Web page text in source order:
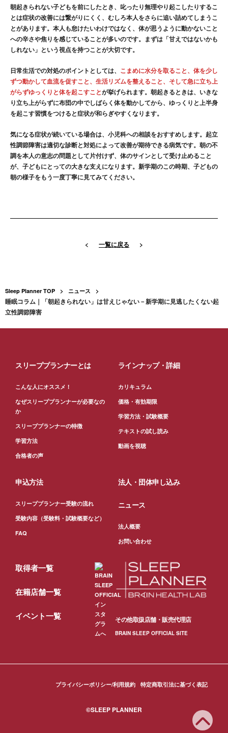
朝起きられない子どもを前にしたとき、叱ったり無理やり起こしたりするこ
とは症状の改善には繋がりにくく、むしろ本人をさらに追い詰めてしまうこ
とがあります。本人も怠けたいわけではなく、体が思うように動かないこと
への辛さや焦りを感じていることが多いのです。まずは「甘えではないかも
しれない」という視点を持つことが大切です。
日常生活での対処のポイントとしては、 こまめに水分を取ること、体を少し
ずつ動かして血流を促すこと、生活リズムを整えること、そして急に立ち上
がらずゆっくりと体を起こすことが挙げられます。朝起きるときは、いきな
り立ち上がらずに布団の中でしばらく体を動かしてから、ゆっくりと上半身
を起こす習慣をつけると症状が和らぎやすくなります。
気になる症状が続いている場合は、小児科への相談をおすすめします。起立
性調節障害は適切な診断と対処によって改善が期待できる病気です。朝の不
調を本人の意志の問題として片付けず、体のサインとして受け止めること
が、子どもにとっての大きな支えになります。新学期のこの時期、子どもの
朝の様子をもう一度丁寧に見てみてください。
< 一覧に戻る >
Sleep Planner TOP ニュース
睡眠コラム｜「朝起きられない」は甘えじゃない－新学期に見逃したくない起
立性調節障害
スリーププランナーとは
こんな人にオススメ！
なぜスリーププランナーが必要なの
か
スリーププランナーの特徴
学習方法
合格者の声
ラインナップ・詳細
カリキュラム
価格・有効期限
学習方法・試験概要
テキストの試し読み
動画を視聴
申込方法
スリーププランナー受験の流れ
受験内容（受験料・試験概要など）
FAQ
法人・団体申し込み
ニュース
法人概要
お問い合わせ
取得者一覧
在籍店舗一覧
イベント一覧 その他取扱店舗・販売代理店
BRAIN SLEEP OFFICIAL SITE
プライバシーポリシー/利用規約 特定商取引法に基づく表記
©SLEEP PLANNER